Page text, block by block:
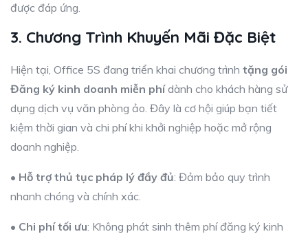
được đáp ứng.
3. Chương Trình Khuyến Mãi Đặc Biệt
Hiện tại, Office 5S đang triển khai chương trình tặng gói
Đăng ký kinh doanh miễn phídành cho khách hàng sử
dụng dịch vụ văn phòng ảo. Đây là cơ hội giúp bạn tiết
kiệm thời gian và chi phí khi khởi nghiệp hoặc mở rộng
doanh nghiệp.
• Hỗ trợ thủ tục pháp lý đầy đủ: Đảm bảo quy trình
nhanh chóng và chính xác.
• Chi phí tối ưu: Không phát sinh thêm phí đăng ký kinh